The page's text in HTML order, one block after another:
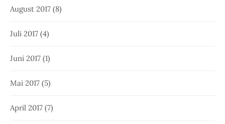
August 2017 (8)
Juli 2017 (4)
Juni 2017 (1)
Mai 2017 (5)
April 2017 (7)